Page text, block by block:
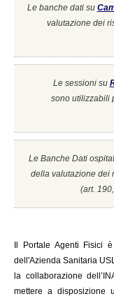
Le banche dati su
valutazione dei
Le sessioni su
sono utilizzabili
Le Banche Dati
della valutazione dei
(art.
Portale Agenti Fisici
dell'Azienda Sanitaria
la collaborazione
mettere a disposizione